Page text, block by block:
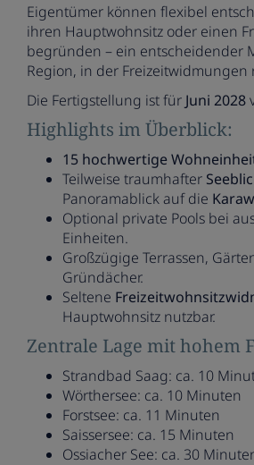
Eigentümer können flexibel
ihren Hauptwohnsitz oder einen
begründen – ein entscheidender
Region, in der Freizeitwidmungen
Die Fertigstellung ist für Juni 2028
Highlights im Überblick:
15 hochwertige
Teilweise traumhafter
Panoramablick auf die
Optional private Pools bei
Einheiten.
Großzügige Terrassen,
Gründächer.
Seltene
Hauptwohnsitz nutzbar.
Zentrale Lage mit hohem
Strandbad Saag: ca. 10
Wörthersee: ca. 10 Minuten
Forstsee: ca. 11 Minuten
Saissersee: ca. 15 Minuten
Ossiacher See: ca. 30